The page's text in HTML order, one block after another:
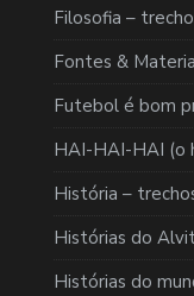
Filosofia –
Fontes &
Futebol é bom
HAI-HAI-HAI (o
História –
Histórias do
Histórias do